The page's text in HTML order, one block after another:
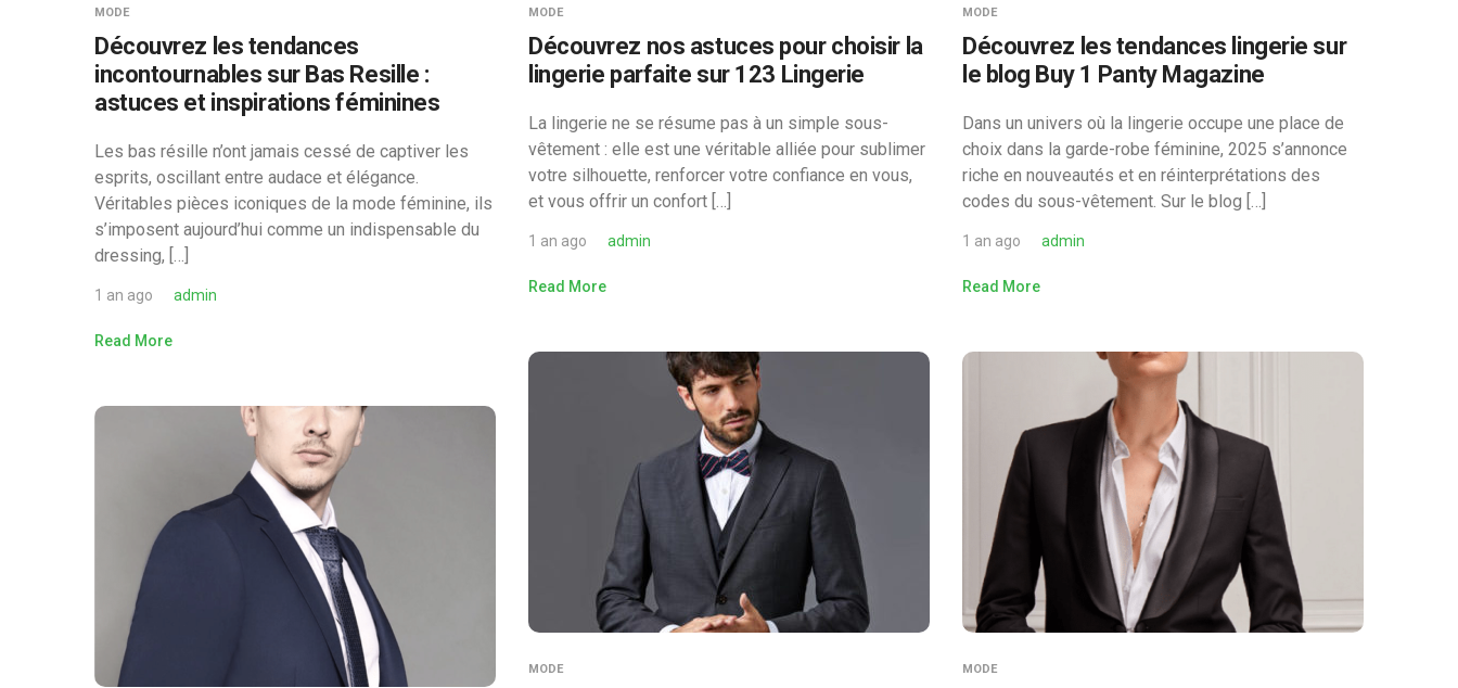
MODE
Découvrez les tendances
incontournables sur Bas Resille :
astuces et inspirations féminines
Les bas résille n’ont jamais cessé de captiver les
esprits, oscillant entre audace et élégance.
Véritables pièces iconiques de la mode féminine, ils
s’imposent aujourd’hui comme un indispensable du
dressing, […]
1 an ago admin
Read More
MODE
Découvrez nos astuces pour choisir la
lingerie parfaite sur 123 Lingerie
La lingerie ne se résume pas à un simple sous-
vêtement : elle est une véritable alliée pour sublimer
votre silhouette, renforcer votre confiance en vous,
et vous offrir un confort […]
1 an ago admin
Read More
MODE
Découvrez les tendances lingerie sur
le blog Buy 1 Panty Magazine
Dans un univers où la lingerie occupe une place de
choix dans la garde-robe féminine, 2025 s’annonce
riche en nouveautés et en réinterprétations des
codes du sous-vêtement. Sur le blog […]
1 an ago admin
Read More
MODE MODE